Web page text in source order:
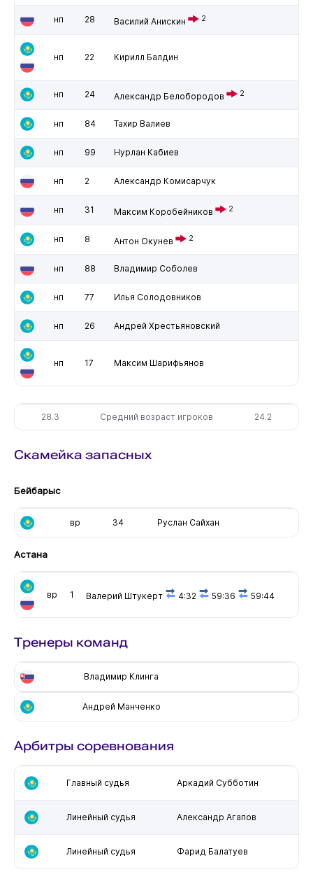
нп 28 Василий Анискин 2
нп 22 Кирилл Балдин
нп 24 Александр Белобородов 2
нп 84 Тахир Валиев
нп 99 Нурлан Кабиев
нп 2 Александр Комисарчук
нп 31 Максим Коробейников 2
нп 8 Антон Окунев 2
нп 88 Владимир Соболев
нп 77 Илья Солодовников
нп 26 Андрей Хрестьяновский
нп 17 Максим Шарифьянов
28.3 Средний возраст игроков 24.2
Скамейка запасных
Бейбарыс
вр 34 Руслан Сайхан
Астана
вр 1 Валерий Штукерт 4:32 59:36 59:44
Тренеры команд
Владимир Клинга
Андрей Манченко
Арбитры соревнования
Главный судья Аркадий Субботин
Линейный судья Александр Агапов
Линейный судья Фарид Балатуев